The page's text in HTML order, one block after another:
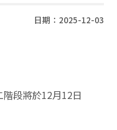
日期：2025-12-03
段將於12月12日